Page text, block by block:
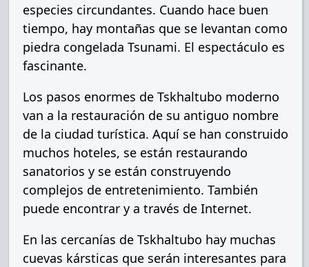
especies circundantes. Cuando hace buen
tiempo, hay montañas que se levantan como
piedra congelada Tsunami. El espectáculo es
fascinante.
Los pasos enormes de Tskhaltubo moderno
van a la restauración de su antiguo nombre
de la ciudad turística. Aquí se han construido
muchos hoteles, se están restaurando
sanatorios y se están construyendo
complejos de entretenimiento. También
puede encontrar y a través de Internet.
En las cercanías de Tskhaltubo hay muchas
cuevas kársticas que serán interesantes para